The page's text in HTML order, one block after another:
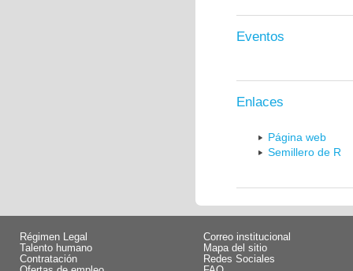
Eventos
Enlaces
Página web
Semillero de R
Régimen Legal
Talento humano
Contratación
Correo institucional
Mapa del sitio
Redes Sociales